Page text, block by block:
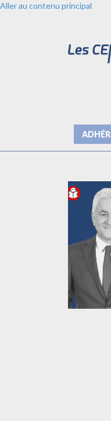
Aller au contenu principal